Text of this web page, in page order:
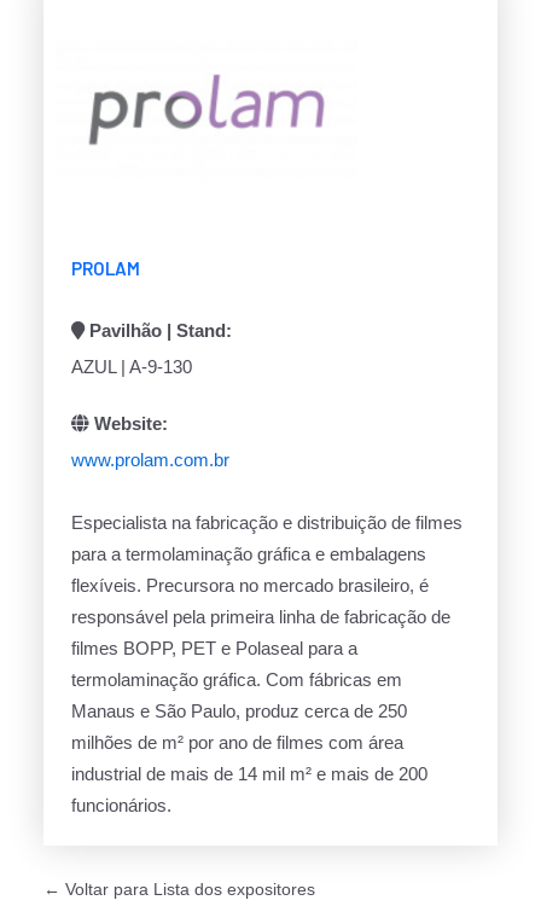
PROLAM
Pavilhão | Stand:
AZUL | A-9-130
Website:
www.prolam.com.br
Especialista na fabricação e distribuição de filmes
para a termolaminação gráfica e embalagens
flexíveis. Precursora no mercado brasileiro, é
responsável pela primeira linha de fabricação de
filmes BOPP, PET e Polaseal para a
termolaminação gráfica. Com fábricas em
Manaus e São Paulo, produz cerca de 250
milhões de m² por ano de filmes com área
industrial de mais de 14 mil m² e mais de 200
funcionários.
← Voltar para Lista dos expositores